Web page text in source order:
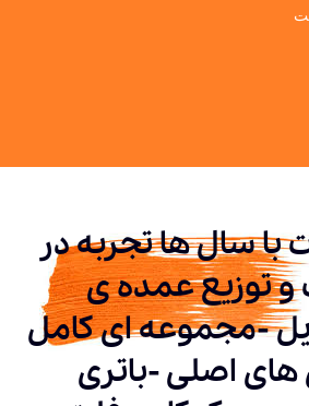
با سال ها تجربه در
و توزیع عمده ی
-مجموعه ای کامل
اصلی -باتری